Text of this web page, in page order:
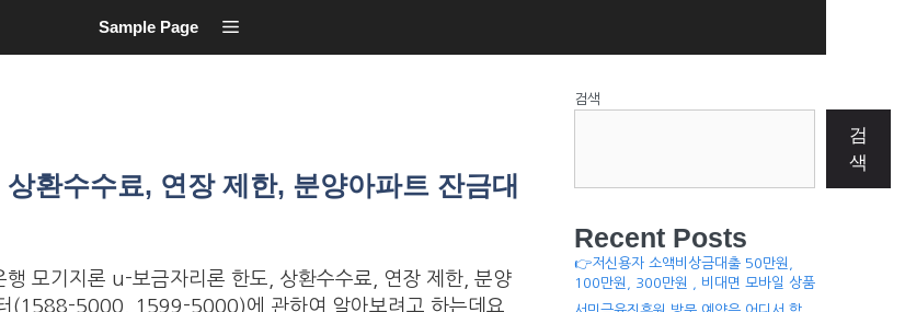
Sample Page
환수수료, 연장 제한, 분양아파트 잔금대
행 모기지론 u-보금자리론 한도, 상환수수료, 연장 제한, 분양
(1588-5000, 1599-5000)에 관하여 알아보려고 하는데요.
검색
검
색
Recent Posts
👉저신용자 소액비상금대출 50만원,
100만원, 300만원 , 비대면 모바일 상품